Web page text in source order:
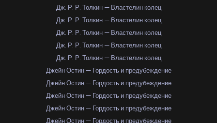
Дж. Р. Р. Толкин — Властелин колец
Дж. Р. Р. Толкин — Властелин колец
Дж. Р. Р. Толкин — Властелин колец
Дж. Р. Р. Толкин — Властелин колец
Дж. Р. Р. Толкин — Властелин колец
Джейн Остин — Гордость и предубеждение
Джейн Остин — Гордость и предубеждение
Джейн Остин — Гордость и предубеждение
Джейн Остин — Гордость и предубеждение
Джейн Остин — Гордость и предубеждение